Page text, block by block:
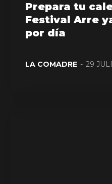
Prepara tu
Festival Arre
por día
LA COMADRE - 29